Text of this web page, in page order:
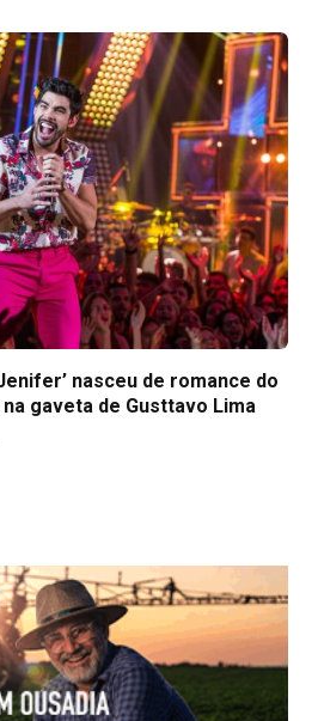
nasceu de romance do
gaveta de Gusttavo Lima